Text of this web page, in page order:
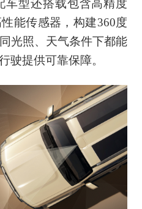
车型还搭载包含高精度
能传感器，构建360度
光照、天气条件下都能
驶提供可靠保障。